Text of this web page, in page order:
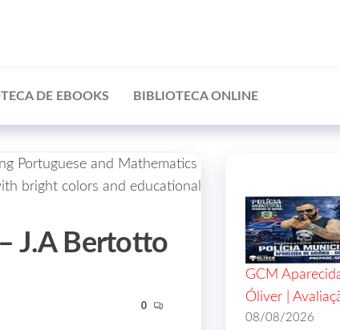
DE EBOOKS BIBLIOTECA ONLINE
J.A Bertotto
0
GCM
Óliver |
08/08/2026